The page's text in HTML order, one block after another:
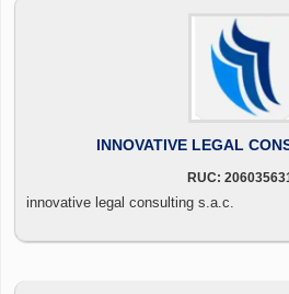
INNOVATIVE LEGAL
RUC:
innovative legal consulting s.a.c.